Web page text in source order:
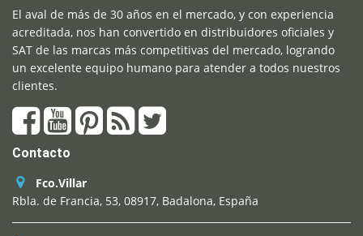
El aval de más de 30 años en el mercado, y con experiencia
acreditada, nos han convertido en distribuidores oficiales y
SAT de las marcas más competitivas del mercado, logrando
un excelente equipo humano para atender a todos nuestros
clientes.
Contacto
Fco.Villar
Rbla. de Francia, 53, 08917, Badalona, España